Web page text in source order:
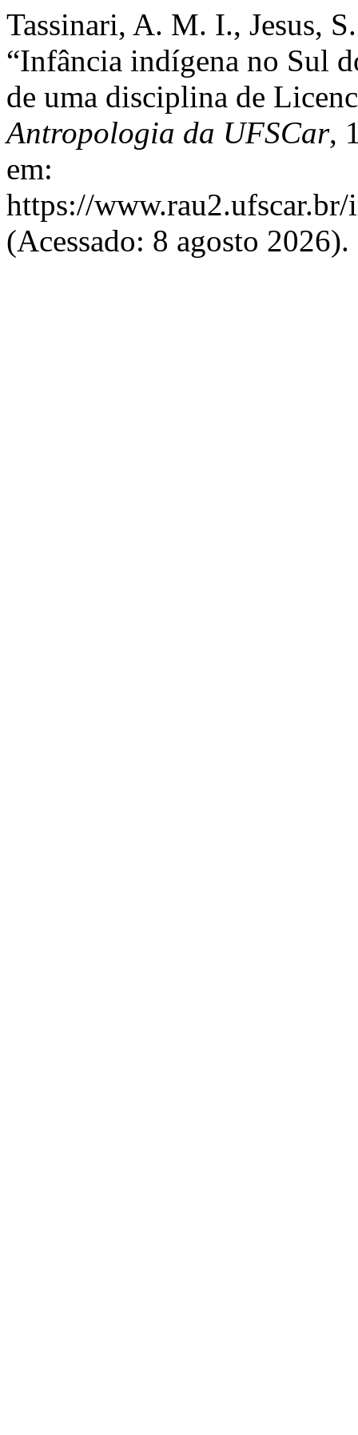
Tassinari, A. M. I., Jesus,
“Infância indígena no Sul
de uma disciplina de
Antropologia da UFSCar,
em:
https://
(Acessado: 8 agosto 2026).